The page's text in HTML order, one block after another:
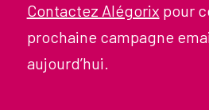
Contactez Alégorix pour
prochaine campagne
aujourd’hui.